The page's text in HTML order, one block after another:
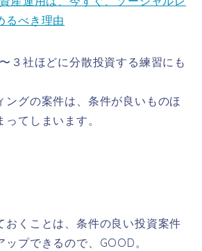
るべき理由
３社ほどに分散投資する練習にも
ングの案件は、条件が良いものほ
てしまいます。
おくことは、条件の良い投資案件
プできるので、GOOD。